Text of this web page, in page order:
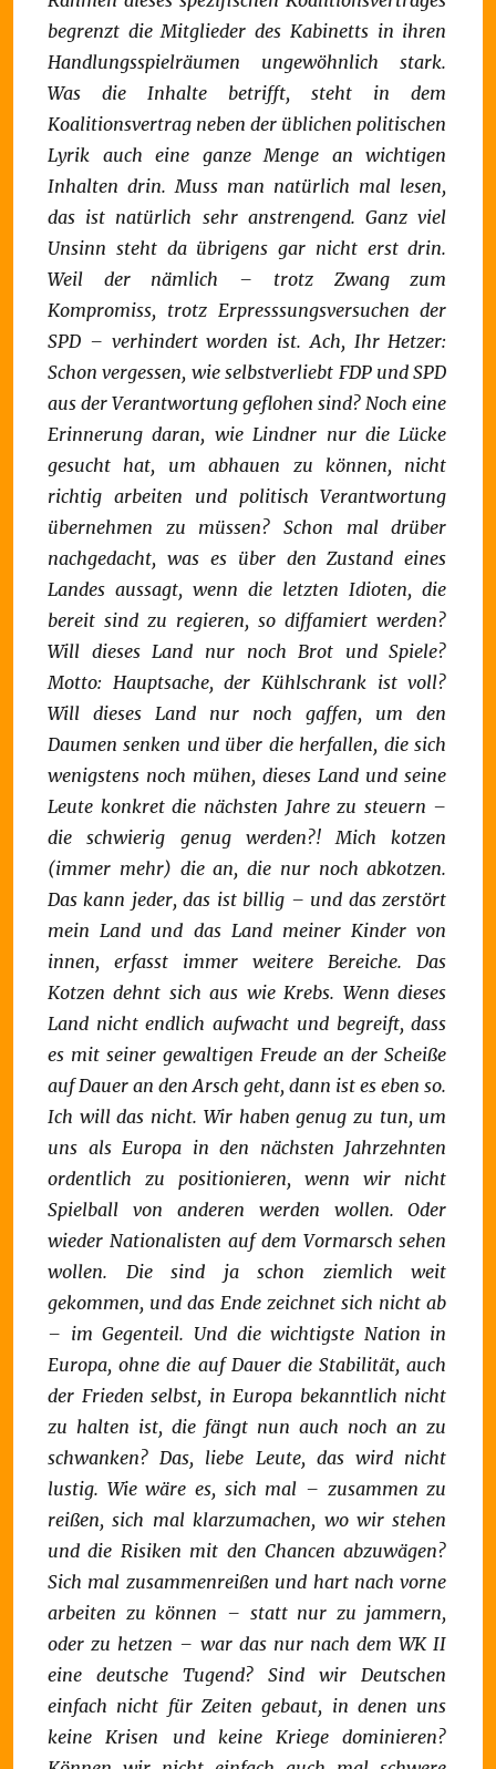
begrenzt die Mitglieder des Kabinetts in ihren
Handlungsspielräumen ungewöhnlich stark.
Was die Inhalte betrifft, steht in dem
Koalitionsvertrag neben der üblichen politischen
Lyrik auch eine ganze Menge an wichtigen
Inhalten drin. Muss man natürlich mal lesen,
das ist natürlich sehr anstrengend.Ganz viel
Unsinn steht da übrigens gar nicht erst drin.
Weil der nämlich – trotz Zwang zum
Kompromiss, trotz Erpresssungsversuchen der
SPD – verhindert worden ist. Ach, Ihr Hetzer:
Schon vergessen, wie selbstverliebt FDP und SPD
aus der Verantwortung geflohen sind? Noch eine
Erinnerung daran, wie Lindner nur die Lücke
gesucht hat, um abhauen zu können, nicht
richtig arbeiten und politisch Verantwortung
übernehmen zu müssen?Schon mal drüber
nachgedacht, was es über den Zustand eines
Landes aussagt, wenn die letzten Idioten, die
bereit sind zu regieren, so diffamiert werden?
Will dieses Land nur noch Brot und Spiele?
Motto: Hauptsache, der Kühlschrank ist voll?
Will dieses Land nur noch gaffen, um den
Daumen senken und über die herfallen, die sich
wenigstens noch mühen, dieses Land und seine
Leute konkret die nächsten Jahre zu steuern –
die schwierig genug werden?!Mich kotzen
(immer mehr) die an, die nur noch abkotzen.
Das kann jeder, das ist billig – und das zerstört
mein Land und das Land meiner Kinder von
innen, erfasst immer weitere Bereiche. Das
Kotzen dehnt sich aus wie Krebs. Wenn dieses
Land nicht endlich aufwacht und begreift, dass
es mit seiner gewaltigen Freude an der Scheiße
auf Dauer an den Arsch geht, dann ist es eben so.
Ich will das nicht. Wir haben genug zu tun, um
uns als Europa in den nächsten Jahrzehnten
ordentlich zu positionieren, wenn wir nicht
Spielball von anderen werden wollen. Oder
wieder Nationalisten auf dem Vormarsch sehen
wollen. Die sind ja schon ziemlich weit
gekommen, und das Ende zeichnet sich nicht ab
– im Gegenteil. Und die wichtigste Nation in
Europa, ohne die auf Dauer die Stabilität, auch
der Frieden selbst, in Europa bekanntlich nicht
zu halten ist, die fängt nun auch noch an zu
schwanken?Das, liebe Leute, das wird nicht
lustig. Wie wäre es, sich mal – zusammen zu
reißen, sich mal klarzumachen, wo wir stehen
und die Risiken mit den Chancen abzuwägen?
Sich mal zusammenreißen und hart nach vorne
arbeiten zu können – statt nur zu jammern,
oder zu hetzen – war das nur nach dem WK II
eine deutsche Tugend? Sind wir Deutschen
einfach nicht für Zeiten gebaut, in denen uns
keine Krisen und keine Kriege dominieren?